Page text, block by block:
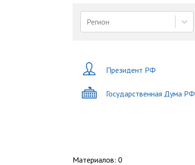
Регион
Президент РФ
Государственная Дума РФ
Материалов: 0